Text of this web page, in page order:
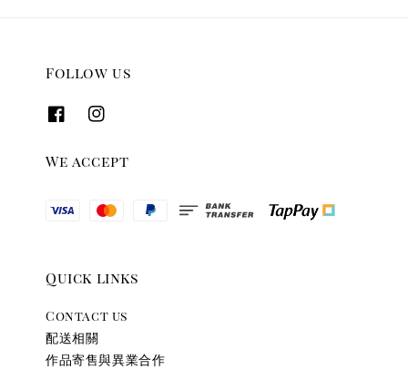
Follow us
We accept
Quick links
Contact us
配送相關
作品寄售與異業合作